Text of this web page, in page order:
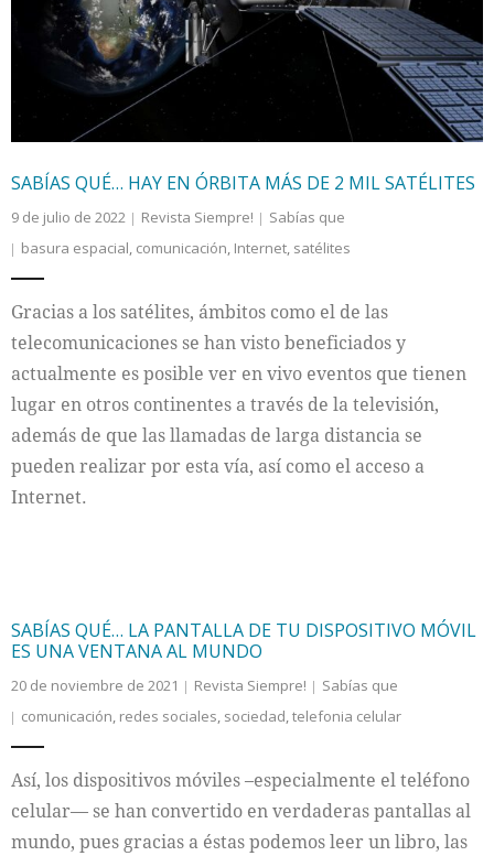
SABÍAS QUÉ… HAY EN ÓRBITA MÁS DE 2 MIL SATÉLITES
9 de julio de 2022 Revista Siempre!
Sabías que
basura espacial, comunicación, Internet, satélites
Gracias a los satélites, ámbitos como el de las
telecomunicaciones se han visto beneficiados y
actualmente es posible ver en vivo eventos que tienen
lugar en otros continentes a través de la televisión,
además de que las llamadas de larga distancia se
pueden realizar por esta vía, así como el acceso a
Internet.
SABÍAS QUÉ… LA PANTALLA DE TU DISPOSITIVO MÓVIL
ES UNA VENTANA AL MUNDO
20 de noviembre de 2021 Revista Siempre!
Sabías que
comunicación, redes sociales, sociedad,telefonia celular
Así, los dispositivos móviles –especialmente el teléfono
celular— se han convertido en verdaderas pantallas al
mundo, pues gracias a éstas podemos leer un libro, las